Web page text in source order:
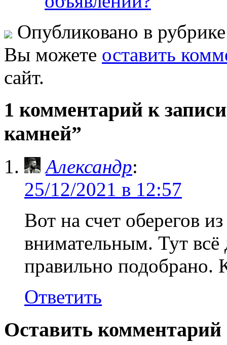
Опубликовано в
Вы можете оставить
сайт.
1 комментарий к
камней”
Александр:
25/12/2021 в 12:57
Вот на счет оберегов
внимательным. Тут всё
правильно подобрано.
Ответить
Оставить комментарий